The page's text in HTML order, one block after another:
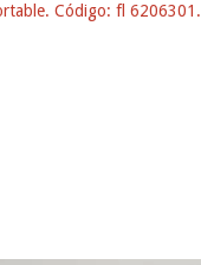
Código: fl 6206301.